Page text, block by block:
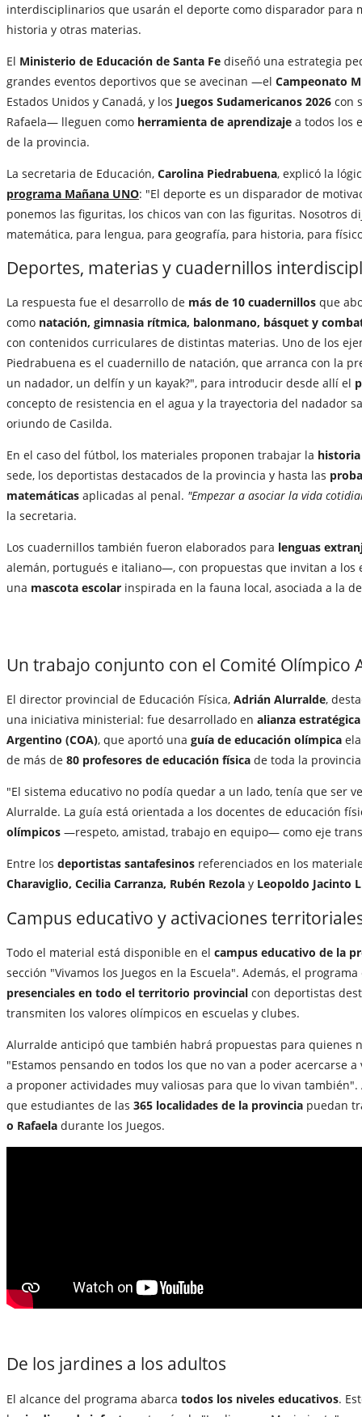
interdisciplinarios que usarán el deporte como disparador para
historia y otras materias.
El Ministerio de Educación de Santa Fe diseñó una estrategia
grandes eventos deportivos que se avecinan —el Campeonato
Estados Unidos y Canadá, y los Juegos Sudamericanos 2026 con
Rafaela— lleguen como herramienta de aprendizaje a todos los
de la provincia.
La secretaria de Educación, Carolina Piedrabuena, explicó la
programa Mañana UNO: "El deporte es un disparador de
ponemos las figuritas, los chicos van con las figuritas. Nosotros
matemática, para lengua, para geografía, para historia, para
Deportes, materias y cuadernillos
La respuesta fue el desarrollo de más de 10 cuadernillos que
como natación, gimnasia rítmica, balonmano, básquet y
con contenidos curriculares de distintas materias. Uno de los
Piedrabuena es el cuadernillo de natación, que arranca con la
un nadador, un delfín y un kayak?", para introducir desde allí el
concepto de resistencia en el agua y la trayectoria del nadador
oriundo de Casilda.
En el caso del fútbol, los materiales proponen trabajar la
sede, los deportistas destacados de la provincia y hasta las
matemáticas aplicadas al penal. "Empezar a asociar la vida
la secretaria.
Los cuadernillos también fueron elaborados para lenguas
alemán, portugués e italiano—, con propuestas que invitan a los
una mascota escolar inspirada en la fauna local, asociada a la
Un trabajo conjunto con el Comité Olímpico
El director provincial de Educación Física, Adrián Alurralde,
una iniciativa ministerial: fue desarrollado en alianza
Argentino (COA), que aportó una guía de educación olímpica
de más de 80 profesores de educación física de toda la
"El sistema educativo no podía quedar a un lado, tenía que ser
Alurralde. La guía está orientada a los docentes de educación
olímpicos —respeto, amistad, trabajo en equipo— como eje
Entre los deportistas santafesinos referenciados en los
Charaviglio, Cecilia Carranza, Rubén Rezola y Leopoldo Jacinto
Campus educativo y activaciones
Todo el material está disponible en el campus educativo de la
sección "Vivamos los Juegos en la Escuela". Además, el
presenciales en todo el territorio provincial con deportistas
transmiten los valores olímpicos en escuelas y clubes.
Alurralde anticipó que también habrá propuestas para quienes
"Estamos pensando en todos los que no van a poder acercarse
a proponer actividades muy valiosas para que lo vivan
que estudiantes de las 365 localidades de la provincia puedan
o Rafaela durante los Juegos.
De los jardines a los adultos
El alcance del programa abarca todos los niveles educativos.